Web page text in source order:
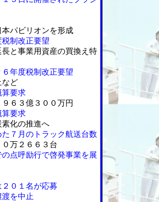
パビリオンを形成
税制改正要望
と事業用資産の買換え特
６年度税制改正要望
など
算要求
６３億３００万円
算要求
化の推進へ
７月のトラック航送台数
万２６６３台
点呼励行で啓発事業を展
２０１名が応募
渡を中止